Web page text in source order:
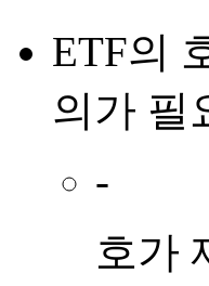
ETF의
의가 필
-
호가